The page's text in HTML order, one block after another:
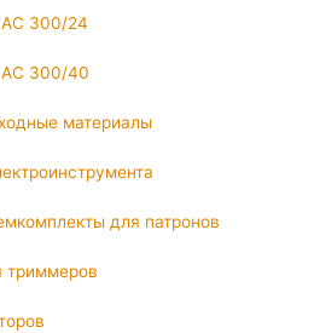
300/24
300/40
материалы
для патронов
триммеров